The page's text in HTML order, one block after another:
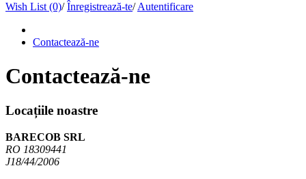
Wish List (0)/ Înregistrează-te/ Autentificare
Contactează-ne
Contactează-ne
Locațiile noastre
BARECOB SRL
RO 18309441
J18/44/2006